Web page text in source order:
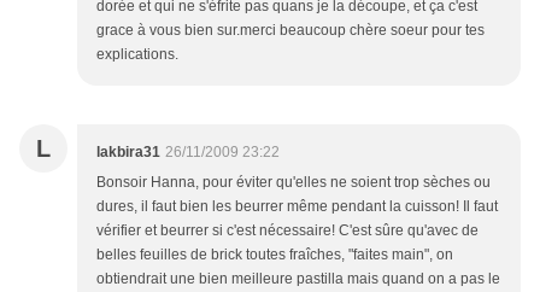
dorée et qui ne s'éfrite pas quans je la découpe, et ça c'est
grace à vous bien sur.merci beaucoup chère soeur pour tes
explications.
L lakbira31 26/11/2009 23:22
Bonsoir Hanna, pour éviter qu'elles ne soient trop sèches ou
dures, il faut bien les beurrer même pendant la cuisson! Il faut
vérifier et beurrer si c'est nécessaire! C'est sûre qu'avec de
belles feuilles de brick toutes fraîches, "faites main", on
obtiendrait une bien meilleure pastilla mais quand on a pas le